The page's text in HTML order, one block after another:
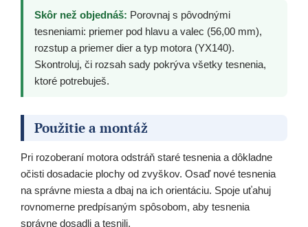
Skôr než objednáš: Porovnaj s pôvodnými
tesneniami: priemer pod hlavu a valec (56,00 mm),
rozstup a priemer dier a typ motora (YX140).
Skontroluj, či rozsah sady pokrýva všetky tesnenia,
ktoré potrebuješ.
Použitie a montáž
Pri rozoberaní motora odstráň staré tesnenia a dôkladne
očisti dosadacie plochy od zvyškov. Osaď nové tesnenia
na správne miesta a dbaj na ich orientáciu. Spoje uťahuj
rovnomerne predpísaným spôsobom, aby tesnenia
správne dosadli a tesnili.